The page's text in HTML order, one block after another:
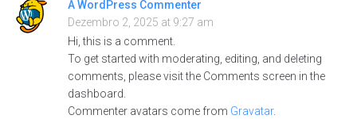
A WordPress Commenter
Dezembro 2, 2025 at 9:27 am
Hi, this is a comment.
To get started with moderating, editing, and deleting
comments, please visit the Comments screen in the
dashboard.
Commenter avatars come from Gravatar.